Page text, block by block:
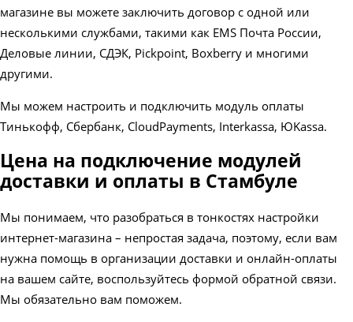
магазине вы можете заключить договор с одной или
несколькими службами, такими как EMS Почта России,
Деловые линии, СДЭК, Pickpoint, Boxberry и многими
другими.
Мы можем настроить и подключить модуль оплаты
Тинькофф, Сбербанк, CloudPayments, Interkassa, ЮKassa.
Цена на подключение модулей
доставки и оплаты в Стамбуле
Мы понимаем, что разобраться в тонкостях настройки
интернет-магазина – непростая задача, поэтому, если вам
нужна помощь в организации доставки и онлайн-оплаты
на вашем сайте, воспользуйтесь формой обратной связи.
Мы обязательно вам поможем.